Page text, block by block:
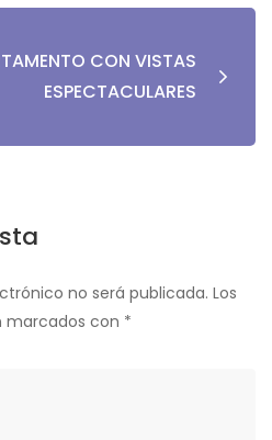
CON VISTAS
ESPECTACULARES
no será publicada. Los
marcados con *